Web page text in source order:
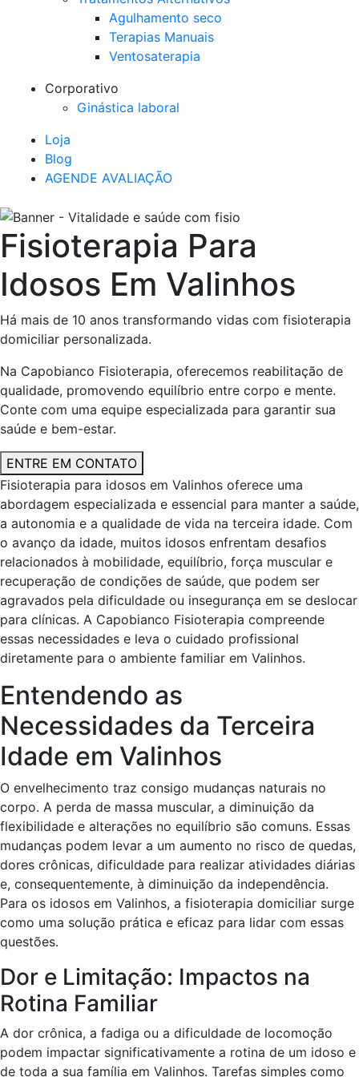
Agulhamento seco
Terapias Manuais
Ventosaterapia
Corporativo
Ginástica laboral
Loja
Blog
AGENDE AVALIAÇÃO
Fisioterapia Para
Idosos Em Valinhos
Há mais de 10 anos transformando vidas com fisioterapia
domiciliar personalizada.
Na Capobianco Fisioterapia, oferecemos reabilitação de
qualidade, promovendo equilíbrio entre corpo e mente.
Conte com uma equipe especializada para garantir sua
saúde e bem-estar.
ENTRE EM CONTATO
Fisioterapia para idosos em Valinhos oferece uma
abordagem especializada e essencial para manter a saúde,
a autonomia e a qualidade de vida na terceira idade. Com
o avanço da idade, muitos idosos enfrentam desafios
relacionados à mobilidade, equilíbrio, força muscular e
recuperação de condições de saúde, que podem ser
agravados pela dificuldade ou insegurança em se deslocar
para clínicas. A Capobianco Fisioterapia compreende
essas necessidades e leva o cuidado profissional
diretamente para o ambiente familiar em Valinhos.
Entendendo as
Necessidades da Terceira
Idade em Valinhos
O envelhecimento traz consigo mudanças naturais no
corpo. A perda de massa muscular, a diminuição da
flexibilidade e alterações no equilíbrio são comuns. Essas
mudanças podem levar a um aumento no risco de quedas,
dores crônicas, dificuldade para realizar atividades diárias
e, consequentemente, à diminuição da independência.
Para os idosos em Valinhos, a fisioterapia domiciliar surge
como uma solução prática e eficaz para lidar com essas
questões.
Dor e Limitação: Impactos na
Rotina Familiar
A dor crônica, a fadiga ou a dificuldade de locomoção
podem impactar significativamente a rotina de um idoso e
de toda a sua família em Valinhos. Tarefas simples como